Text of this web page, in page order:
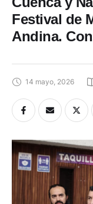
Festival de
Andina.
14 mayo, 2026